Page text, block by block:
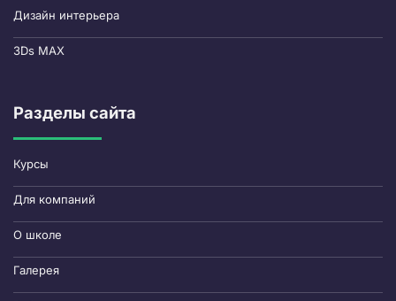
Дизайн интерьера
3Ds MAX
Разделы сайта
Курсы
Для компаний
О школе
Галерея